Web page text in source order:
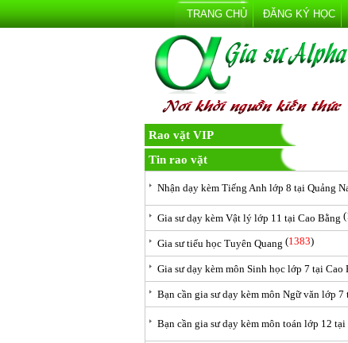
TRANG CHỦ ĐĂNG KÝ HỌC
Rao vặt VIP
Tin rao vặt
Nhận dạy kèm Tiếng Anh lớp 8 tại Quảng
Gia sư dạy kèm Vật lý lớp 11 tại Cao Bằng (
Gia sư tiểu học Tuyên Quang (1383)
Gia sư dạy kèm môn Sinh học lớp 7 tại Cao
Bạn cần gia sư dạy kèm môn Ngữ văn lớp
Bạn cần gia sư dạy kèm môn toán lớp 12 tại